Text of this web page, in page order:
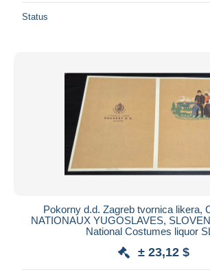
Status
Pokorny d.d. Zagreb tvornica likera,
NATIONAUX YUGOSLAVES,
National Costumes liquor
± 23,12 $